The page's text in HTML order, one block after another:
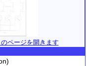
ページを開きます